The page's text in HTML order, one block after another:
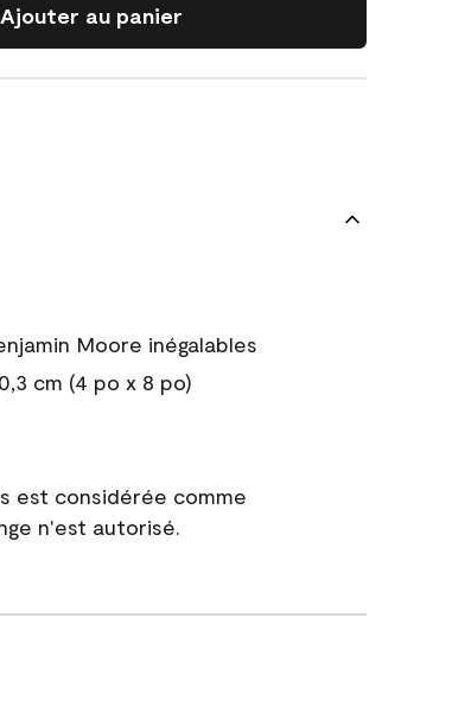
Ajouter au panier
Moore inégalables
cm (4 po x 8 po)
est considérée comme
n'est autorisé.